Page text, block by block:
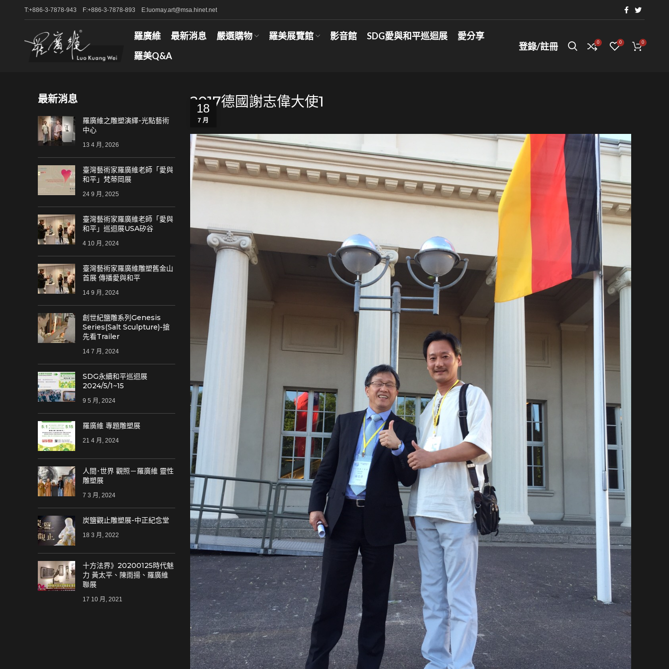
T:+886-3-7878-943 F:+886-3-7878-893 E:luomay.art@msa.hinet.net
羅廣維 最新消息 嚴選購物 羅美展覽館 影音館 SDG愛與和平巡迴展
愛分享
羅美Q&A
登錄/註冊 0 0 0
2017德國謝志偉大使1
18
7 月
最新消息
羅廣維之雕塑演繹-光點藝術
中心
13 4 月, 2026
臺灣藝術家羅廣維老師「愛與
和平」梵蒂岡展
24 9 月, 2025
臺灣藝術家羅廣維老師「愛與
和平」巡迴展USA矽谷
4 10 月, 2024
臺灣藝術家羅廣維雕塑舊金山
首展 傳播愛與和平
14 9 月, 2024
創世紀鹽雕系列Genesis
Series(Salt Sculpture)-搶
先看Trailer
14 7 月, 2024
SDG永續和平巡迴展
2024/5/1~15
9 5 月, 2024
羅廣維 專題雕塑展
21 4 月, 2024
人間･世界 觀照－羅廣維 靈性
雕塑展
7 3 月, 2024
炭鹽觀止雕塑展-中正紀念堂
18 3 月, 2022
十方法界》20200125時代魅
力 黃太平、陳雨揚、羅廣維
聯展
17 10 月, 2021